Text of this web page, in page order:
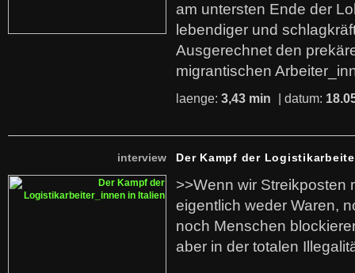
am untersten Ende der
lebendiger und
Ausgerechnet den
migrantischen
laenge: 3,43 min | datum:
interview Der Kampf der
>>Wenn wir Streikposten
eigentlich weder Waren,
noch Menschen
aber in der totalen